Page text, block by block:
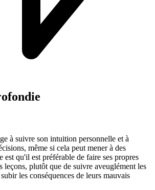
à suivre son intuition personnelle et à
même si cela peut mener à des
est qu'il est préférable de faire ses propres
leçons, plutôt que de suivre aveuglément les
les conséquences de leurs mauvais